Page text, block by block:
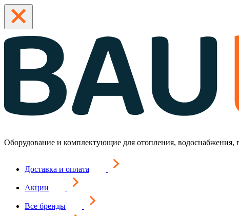
Оборудование и комплектующие для отопления,
Доставка и оплата
Акции
Все бренды